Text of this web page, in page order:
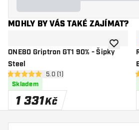
MOHLY BY VÁS TAKÉ ZAJÍMAT?
ONE80 Griptron GT1 90% - Šipky
Steel
otevřít panel recenzí
5 hodnoticí hvězdičky
5.0 (1)
Skladem
1 331Kč
Přidat do